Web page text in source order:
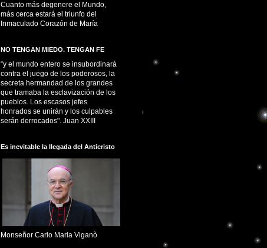
Cuanto más degenere el Mundo,
más cerca estará el triunfo del
Inmaculado Corazón de María
NO TENGAN MIEDO. TENGAN FE
“y el mundo entero se insubordinará
contra el juego de los poderosos, la
secreta hermandad de los grandes
que tramaba la esclavización de los
pueblos. Los escasos jefes
honrados se unirán y los culpables
serán derrocados". Juan XXIII
Es inevitable la llegada del Anticristo
Monseñor Carlo Maria Viganò